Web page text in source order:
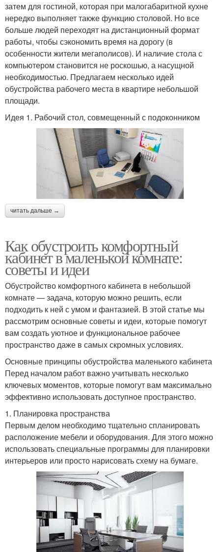
затем для гостиной, которая при малогабаритной кухне
нередко выполняет также функцию столовой. Но все
больше людей переходят на дистанционный формат
работы, чтобы сэкономить время на дорогу (в
особенности жители мегаполисов). И наличие стола с
компьютером становится не роскошью, а насущной
необходимостью. Предлагаем несколько идей
обустройства рабочего места в квартире небольшой
площади.
Идея 1. Рабочий стол, совмещенный с подоконником
читать дальше →
Как обустроить комфортный
кабинет в маленькой комнате:
советы и идеи
Обустройство комфортного кабинета в небольшой
комнате — задача, которую можно решить, если
подходить к ней с умом и фантазией. В этой статье мы
рассмотрим основные советы и идеи, которые помогут
вам создать уютное и функциональное рабочее
пространство даже в самых скромных условиях.
Основные принципы обустройства маленького кабинета
Перед началом работ важно учитывать несколько
ключевых моментов, которые помогут вам максимально
эффективно использовать доступное пространство.
1. Планировка пространства
Первым делом необходимо тщательно спланировать
расположение мебели и оборудования. Для этого можно
использовать специальные программы для планировки
интерьеров или просто нарисовать схему на бумаге.